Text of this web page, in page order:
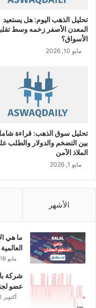
ي
ن
تحليل الذهب اليوم: هل يستعيد
المعدن الأصفر زخمه وسط
الأسواق؟
مايو 10, 2026
تحليل سوق الذهب: قراءة
بين التضخم والدولار والطلب
الملاذ الآمن
مايو 1, 2026
الأشهر
ما هي
مايو 19, 2024
شركة
عضو
أكتوبر 2, 2023